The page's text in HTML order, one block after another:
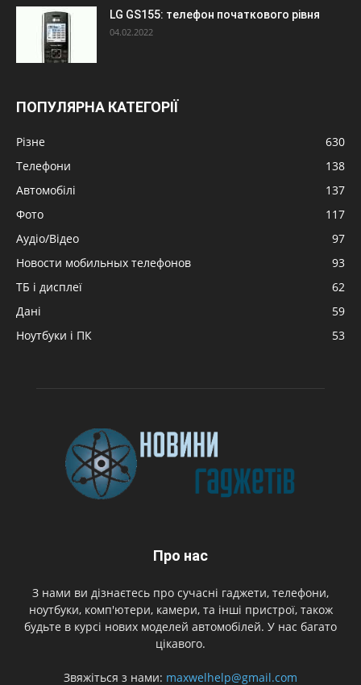
LG GS155: телефон початкового рівня
04.02.2022
ПОПУЛЯРНА КАТЕГОРІЇ
Різне
630
Телефони
138
Автомобілі
137
Фото
117
Аудіо/Відео
97
Новости мобильных телефонов
93
ТБ і дисплеї
62
Дані
59
Ноутбуки і ПК
53
Про нас
З нами ви дізнаєтесь про сучасні гаджети, телефони,
ноутбуки, комп'ютери, камери, та інші пристрої, також
будьте в курсі нових моделей автомобілей. У нас багато
цікавого.
Звяжіться з нами: maxwelhelp@gmail.com